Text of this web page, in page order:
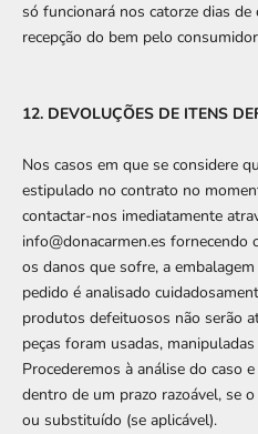
só funcionará nos catorze dias
recepção do bem pelo
12. DEVOLUÇÕES DE ITENS
Nos casos em que se considere
estipulado no contrato no
contactar-nos imediatamente
info@donacarmen.es
os danos que sofre, a
pedido é analisado
produtos defeituosos não serão
peças foram usadas,
Procederemos à análise do caso
dentro de um prazo razoável, se
ou substituído (se aplicável).